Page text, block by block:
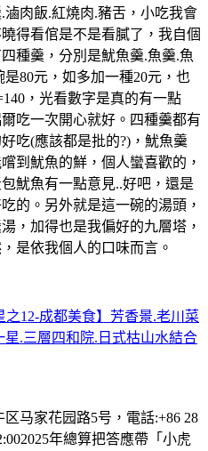
肉飯.紅燒肉.豬舌，小吃我會
得看倌是不是看膩了，我自個
種羹，分別是魷魚羹.魚羹.魚
80元，如多加一種20元，也
，光看數字是真的有一點
吃一次開心就好。四種羹都有
吃(應該都是批的?)，魷魚羹
到魷魚的鮮，個人蠻喜歡的，
魷魚有一點意見..好吧，還是
的。另外就是這一碗的湯頭，
，加得也是我偏好的九層塔，
是依我個人的口味而言。
之12-成都美食】芳香景.老川菜
.三層四和院.日式枯山水結合
马家花园路5号，電話:+86 28
年總算把答應帶「小虎